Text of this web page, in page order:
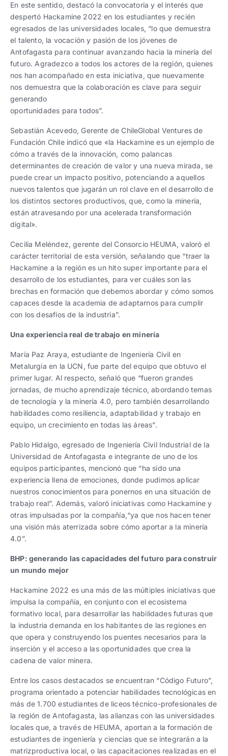
En este sentido, destacó la convocatoria y el interés que
despertó Hackamine 2022 en los estudiantes y recién
egresados de las universidades locales, “lo que demuestra
el talento, la vocación y pasión de los jóvenes de
Antofagasta para continuar avanzando hacia la minería del
futuro. Agradezco a todos los actores de la región, quienes
nos han acompañado en esta iniciativa, que nuevamente
nos demuestra que la colaboración es clave para seguir
generando
oportunidades para todos”.
Sebastián Acevedo, Gerente de ChileGlobal Ventures de
Fundación Chile indicó que «la Hackamine es un ejemplo de
cómo a través de la innovación, como palancas
determinantes de creación de valor y una nueva mirada, se
puede crear un impacto positivo, potenciando a aquellos
nuevos talentos que jugarán un rol clave en el desarrollo de
los distintos sectores productivos, que, como la minería,
están atravesando por una acelerada transformación
digital».
Cecilia Meléndez, gerente del Consorcio HEUMA, valoró el
carácter territorial de esta versión, señalando que “traer la
Hackamine a la región es un hito super importante para el
desarrollo de los estudiantes, para ver cuáles son las
brechas en formación que debemos abordar y cómo somos
capaces desde la academia de adaptarnos para cumplir
con los desafíos de la industria”.
Una experiencia real de trabajo en minería
María Paz Araya, estudiante de Ingeniería Civil en
Metalurgia en la UCN, fue parte del equipo que obtuvo el
primer lugar. Al respecto, señaló que “fueron grandes
jornadas, de mucho aprendizaje técnico, abordando temas
de tecnología y la minería 4.0, pero también desarrollando
habilidades como resiliencia, adaptabilidad y trabajo en
equipo, un crecimiento en todas las áreas”.
Pablo Hidalgo, egresado de Ingeniería Civil Industrial de la
Universidad de Antofagasta e integrante de uno de los
equipos participantes, mencionó que “ha sido una
experiencia llena de emociones, donde pudimos aplicar
nuestros conocimientos para ponernos en una situación de
trabajo real”. Además, valoró iniciativas como Hackamine y
otras impulsadas por la compañía,“ya que nos hacen tener
una visión más aterrizada sobre cómo aportar a la minería
4.0”.
BHP: generando las capacidades del futuro para construir
un mundo mejor
Hackamine 2022 es una más de las múltiples iniciativas que
impulsa la compañía, en conjunto con el ecosistema
formativo local, para desarrollar las habilidades futuras que
la industria demanda en los habitantes de las regiones en
que opera y construyendo los puentes necesarios para la
inserción y el acceso a las oportunidades que crea la
cadena de valor minera.
Entre los casos destacados se encuentran “Código Futuro”,
programa orientado a potenciar habilidades tecnológicas en
más de 1.700 estudiantes de liceos técnico-profesionales de
la región de Antofagasta, las alianzas con las universidades
locales que, a través de HEUMA, aportan a la formación de
estudiantes de ingeniería y ciencias que se integrarán a la
matrizproductiva local, o las capacitaciones realizadas en el